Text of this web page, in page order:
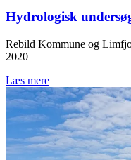
Hydrologisk
Rebild Kommune og
2020
Læs mere